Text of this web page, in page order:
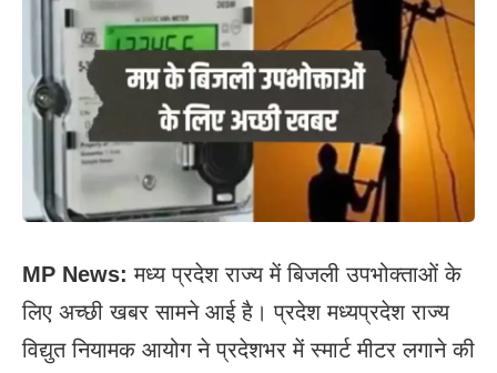
MP News:मध्य प्रदेश राज्य में बिजली उपभोक्ताओं के
लिए अच्छी खबर सामने आई है। प्रदेश मध्यप्रदेश राज्य
विद्युत नियामक आयोग ने प्रदेशभर में स्मार्ट मीटर लगाने की